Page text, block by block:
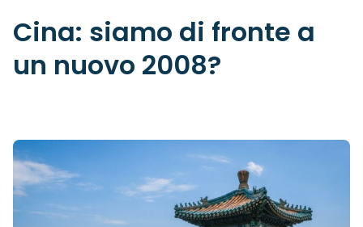
Cina: siamo di fronte a
un nuovo 2008?